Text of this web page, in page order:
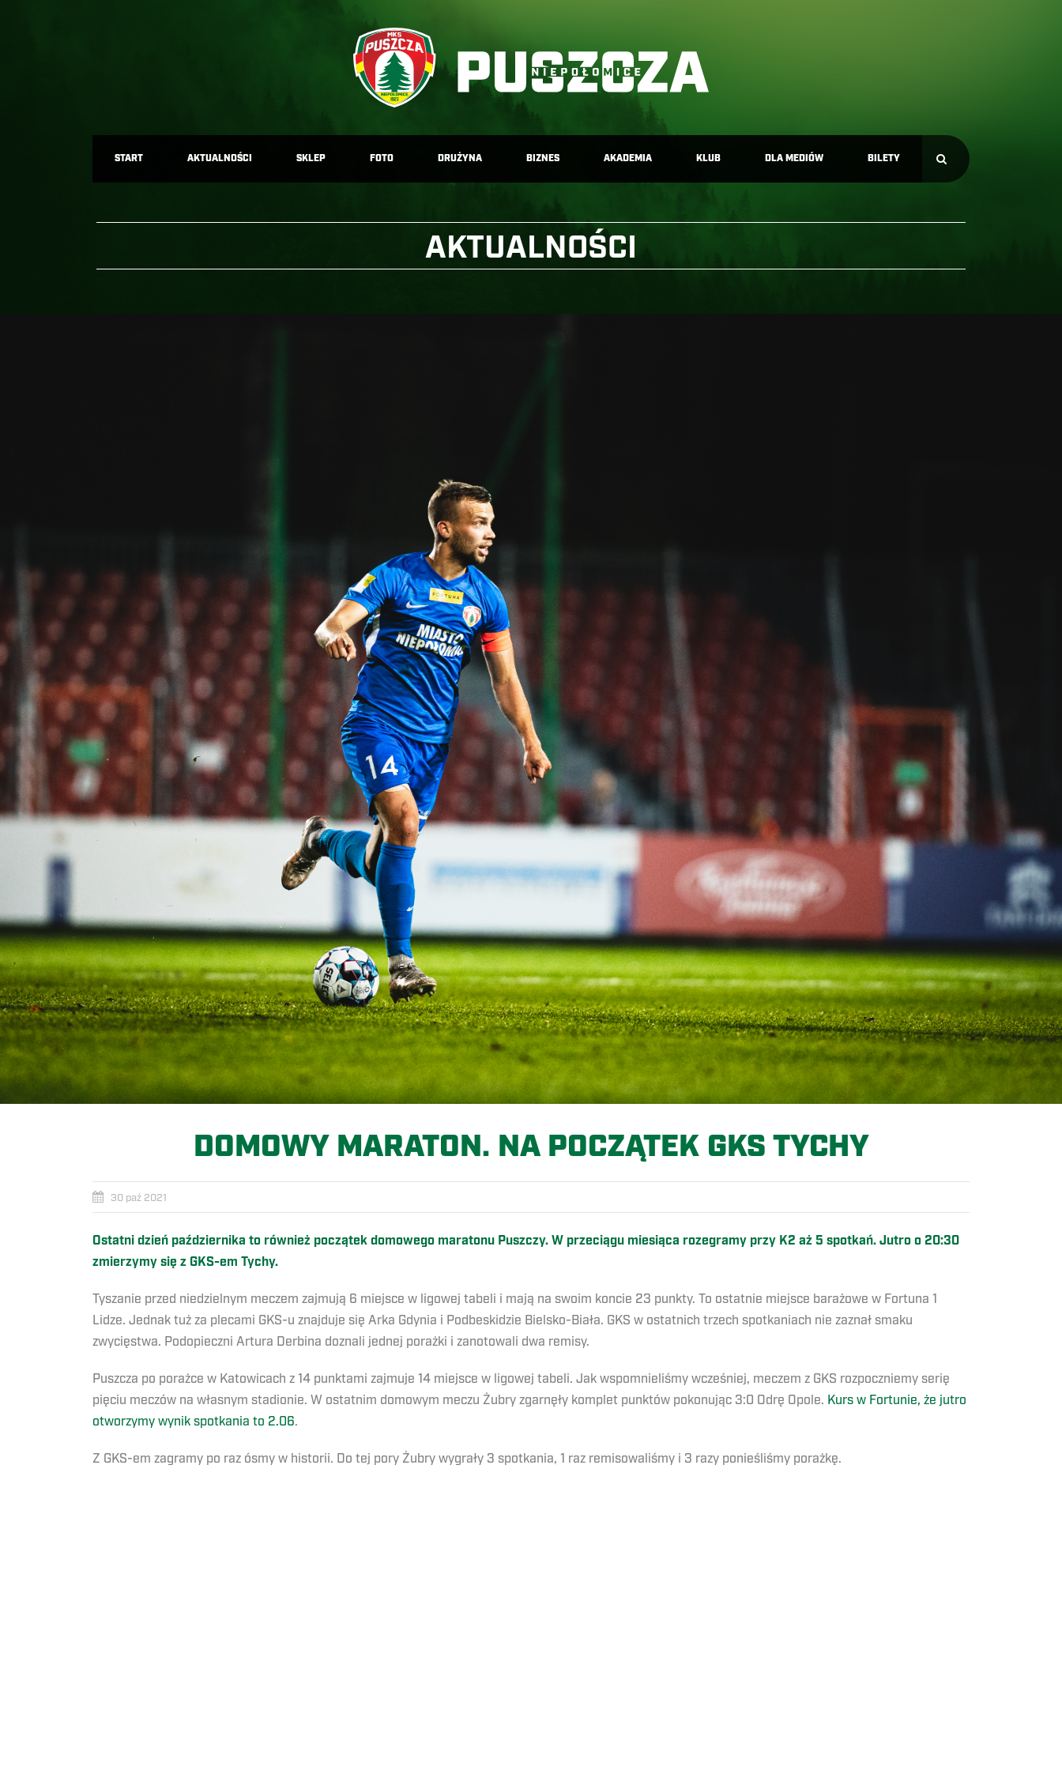
START AKTUALNOŚCI SKLEP FOTO DRUŻYNA BIZNES AKADEMIA KLUB DLA MEDIÓW BILETY
AKTUALNOŚCI
DOMOWY MARATON. NA POCZĄTEK GKS TYCHY
30 paź 2021
Ostatni dzień października to również początek domowego maratonu Puszczy. W przeciągu miesiąca rozegramy przy K2 aż 5 spotkań. Jutro o 20:30
zmierzymy się z GKS-em Tychy.
Tyszanie przed niedzielnym meczem zajmują 6 miejsce w ligowej tabeli i mają na swoim koncie 23 punkty. To ostatnie miejsce barażowe w Fortuna 1
Lidze. Jednak tuż za plecami GKS-u znajduje się Arka Gdynia i Podbeskidzie Bielsko-Biała. GKS w ostatnich trzech spotkaniach nie zaznał smaku
zwycięstwa. Podopieczni Artura Derbina doznali jednej porażki i zanotowali dwa remisy.
Puszcza po porażce w Katowicach z 14 punktami zajmuje 14 miejsce w ligowej tabeli. Jak wspomnieliśmy wcześniej, meczem z GKS rozpoczniemy serię
pięciu meczów na własnym stadionie. W ostatnim domowym meczu Żubry zgarnęły komplet punktów pokonując 3:0 Odrę Opole. Kurs w Fortunie, że jutro
otworzymy wynik spotkania to 2.06.
Z GKS-em zagramy po raz ósmy w historii. Do tej pory Żubry wygrały 3 spotkania, 1 raz remisowaliśmy i 3 razy ponieśliśmy porażkę.